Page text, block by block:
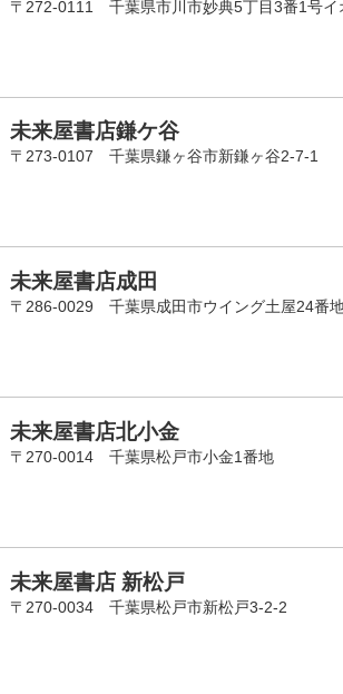
〒272-0111 千葉県市川市妙典5丁目3番1号イ
未来屋書店鎌ケ谷
〒273-0107 千葉県鎌ヶ谷市新鎌ヶ谷2-7-1
未来屋書店成田
〒286-0029 千葉県成田市ウイング土屋24番
未来屋書店北小金
〒270-0014 千葉県松戸市小金1番地
未来屋書店 新松戸
〒270-0034 千葉県松戸市新松戸3-2-2